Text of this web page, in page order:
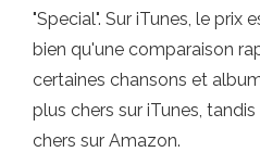
"Special". Sur iTunes, le prix
bien qu'une comparaison
certaines chansons et
plus chers sur iTunes,
chers sur Amazon.